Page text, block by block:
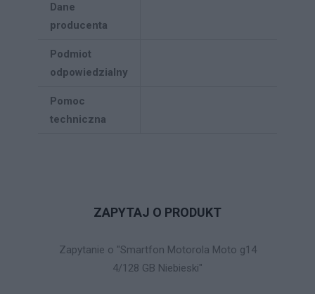
Dane
producenta
Podmiot
odpowiedzialny
Pomoc
techniczna
ZAPYTAJ O PRODUKT
Zapytanie o "Smartfon Motorola Moto g14
4/128 GB Niebieski"